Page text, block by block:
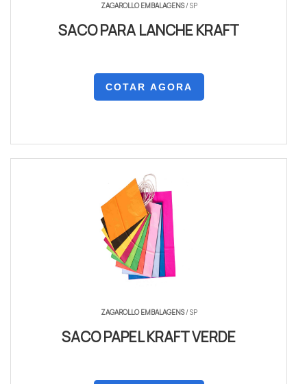
ZAGAROLLO EMBALAGENS/ SP
SACO PARA LANCHE KRAFT
COTAR AGORA
ZAGAROLLO EMBALAGENS/ SP
SACO PAPEL KRAFT VERDE